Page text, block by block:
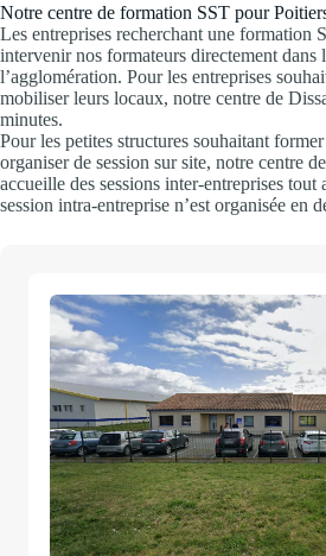
Notre centre de formation SST pour
Les entreprises recherchant une formation
intervenir nos formateurs directement dans
l’agglomération. Pour les entreprises
mobiliser leurs locaux, notre centre de
minutes.
Pour les petites structures souhaitant
organiser de session sur site, notre centre
accueille des sessions inter-entreprises tout
session intra-entreprise n’est organisée en